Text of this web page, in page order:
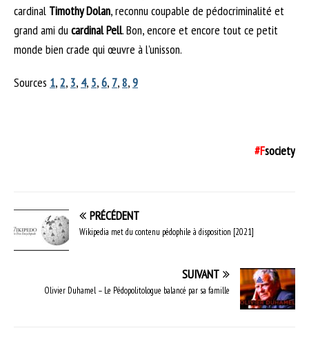
cardinal Timothy Dolan, reconnu coupable de pédocriminalité et
grand ami du cardinal Pell. Bon, encore et encore tout ce petit
monde bien crade qui œuvre à l’unisson.
Sources 1,2, 3, 4, 5,6, 7,8,9
#Fsociety
PRÉCÉDENT
Wikipedia met du contenu pédophile à disposition [2021]
SUIVANT
Olivier Duhamel – Le Pédopolitologue balancé par sa famille